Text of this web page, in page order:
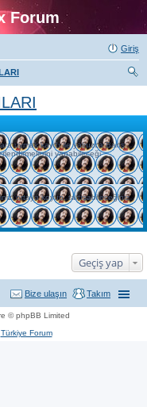
Forum
Giriş
uymak kaydı ile yalnızca Barış
yapabileceği
ortaya koyup, tartışabileceğiniz
Geçiş yap
Takım
Bize ulaşın
© phpBB Limited
Türkiye Forum